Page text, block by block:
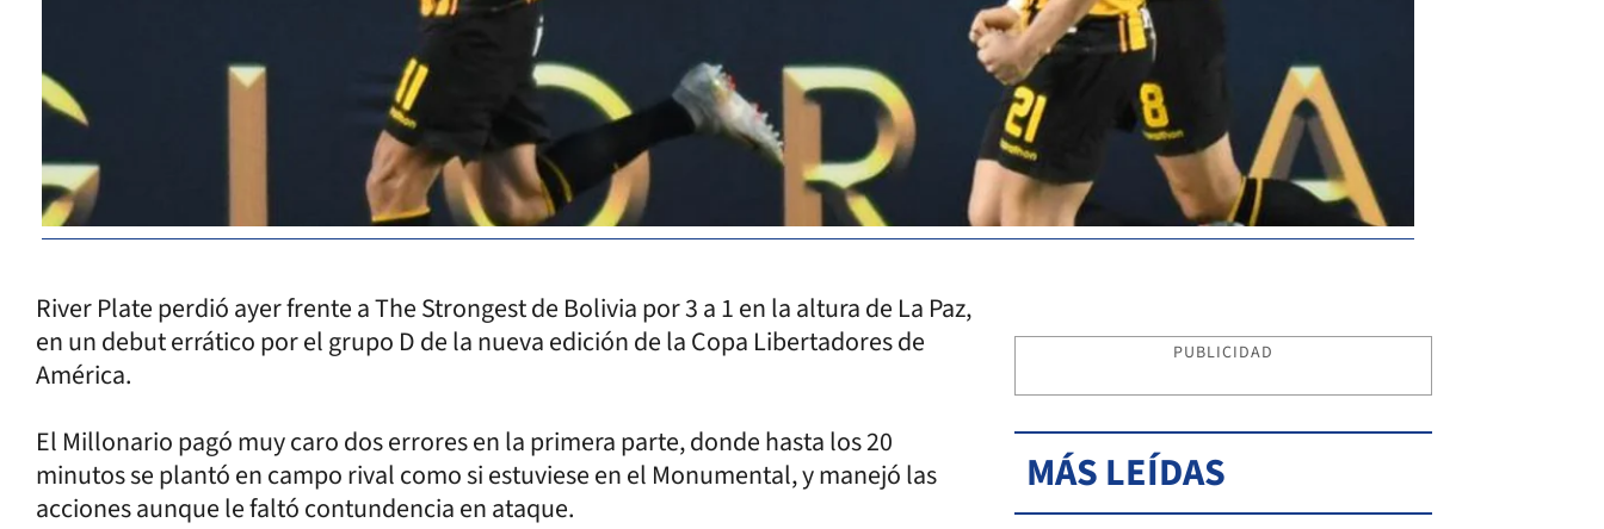
River Plate perdió ayer frente a The Strongest de Bolivia por 3 a 1 en la altura de La Paz,
en un debut errático por el grupo D de la nueva edición de la Copa Libertadores de
América.
El Millonario pagó muy caro dos errores en la primera parte, donde hasta los 20
minutos se plantó en campo rival como si estuviese en el Monumental, y manejó las
acciones aunque le faltó contundencia en ataque.
PUBLICIDAD
MÁS LEÍDAS